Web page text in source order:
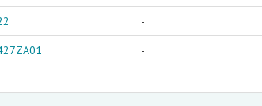
-
-